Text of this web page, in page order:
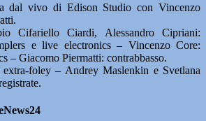
dal vivo di Edison Studio con Vincenzo
Cifariello Ciardi, Alessandro Cipriani:
e live electronics – Vincenzo Core:
– Giacomo Piermatti: contrabbasso.
foley – Andrey Maslenkin e Svetlana